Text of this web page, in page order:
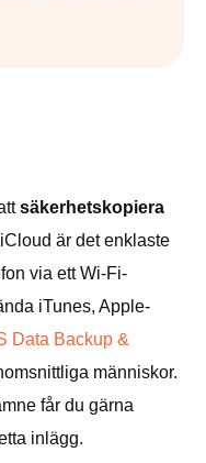
säkerhetskopiera
är det enklaste
via ett Wi-Fi-
iTunes, Apple-
Data Backup &
människor.
får du gärna
inlägg.